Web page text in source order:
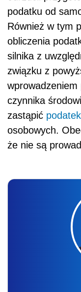
podatku od
Również w tym
obliczenia
silnika z
związku z
czynnika
zastąpić podatek
osobowych.
że nie są